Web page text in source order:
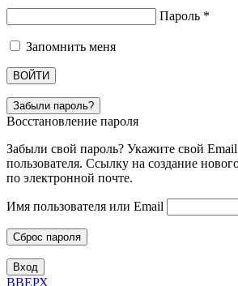
Пароль *
Запомнить меня
ВОЙТИ
Забыли пароль?
Восстановление пароля
Забыли свой пароль? Укажите свой
пользователя. Ссылку на создание
по электронной почте.
Имя пользователя или Email
Сброс пароля
Вход
ВВЕРХ